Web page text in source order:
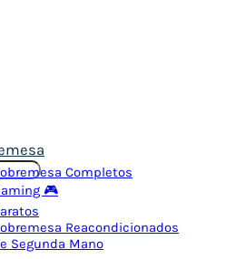
Completos
🎮
Reacondicionados
Segunda Mano